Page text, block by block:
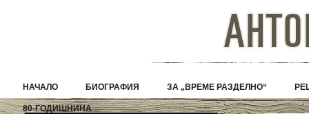
НАЧАЛО БИОГРАФИЯ ЗА „ВРЕМЕ РАЗДЕЛНО“
80-ГОДИШНИНА